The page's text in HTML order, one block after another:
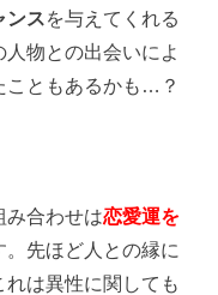
ンスを与えてくれる
物との出会いによ
こともあるかも…？
み合わせは恋愛運を
先ほど人との縁に
は異性に関しても